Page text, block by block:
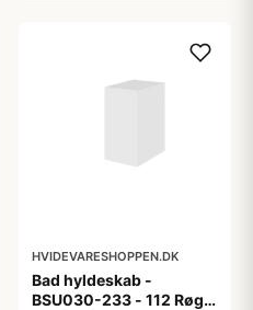
HVIDEVARESHOPPEN.DK
Bad hyldeskab -
BSU030-233 - 112 Røget